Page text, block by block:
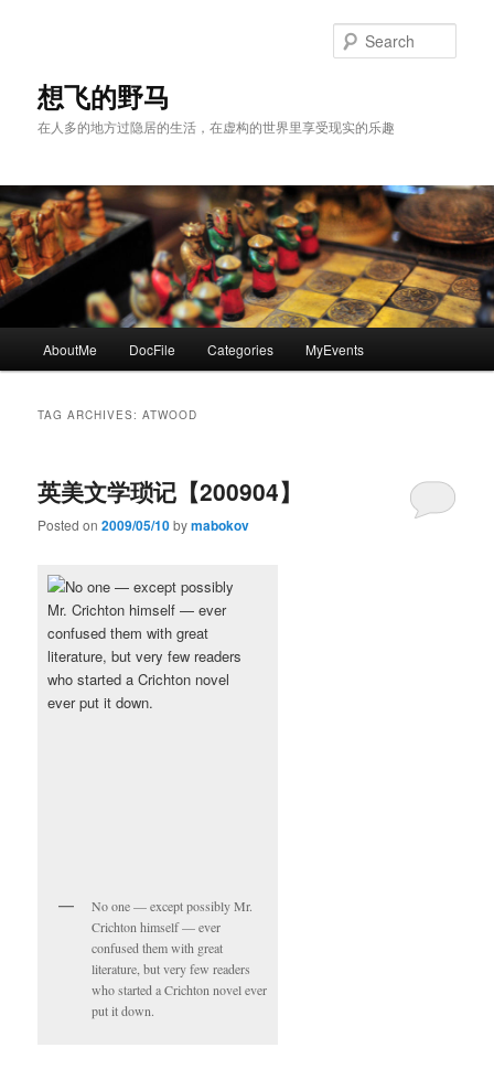
content
content想飞的野马
在人多的地方过隐居的生活，在虚构的世界里享受现实的乐趣
AboutMe DocFile Categories MyEvents
TAG ARCHIVES:ATWOOD
英美文学琐记【200904】
Posted on2009/05/10bymabokov
No one — except possibly Mr.
Crichton himself — ever
confused them with great
literature, but very few readers
who started a Crichton novel ever
put it down.